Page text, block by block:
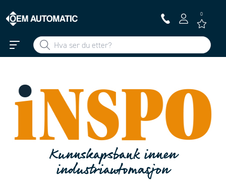
0
Kunnskapsbank innen
industriautomasjon